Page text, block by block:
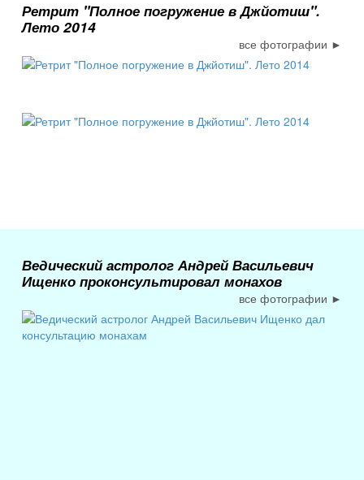
Ретрит "Полное погружение в Джйотиш".
Лето 2014
все фотографии ►
Ведический астролог Андрей Васильевич
Ищенко проконсультировал монахов
все фотографии ►